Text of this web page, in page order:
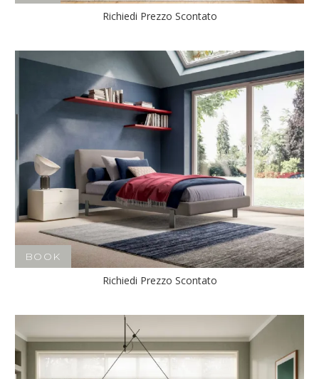
Richiedi Prezzo Scontato
BOOK
Richiedi Prezzo Scontato